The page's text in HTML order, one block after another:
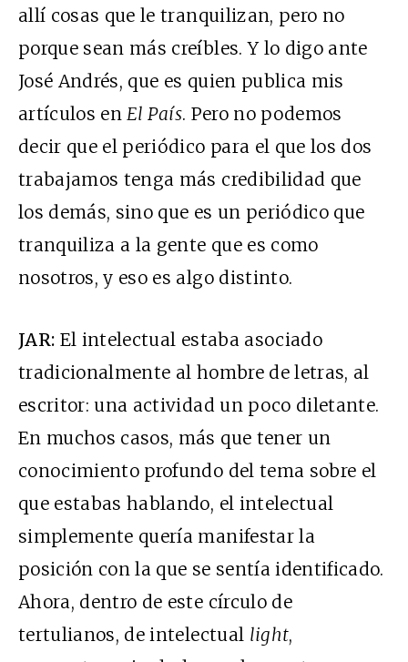
allí cosas que le tranquilizan, pero no
porque sean más creíbles. Y lo digo ante
José Andrés, que es quien publica mis
artículos enEl País. Pero no podemos
decir que el periódico para el que los dos
trabajamos tenga más credibilidad que
los demás, sino que es un periódico que
tranquiliza a la gente que es como
nosotros, y eso es algo distinto.
JAR: El intelectual estaba asociado
tradicionalmente al hombre de letras, al
escritor: una actividad un poco diletante.
En muchos casos, más que tener un
conocimiento profundo del tema sobre el
que estabas hablando, el intelectual
simplemente quería manifestar la
posición con la que se sentía identificado.
Ahora, dentro de este círculo de
tertulianos, de intelectual light,